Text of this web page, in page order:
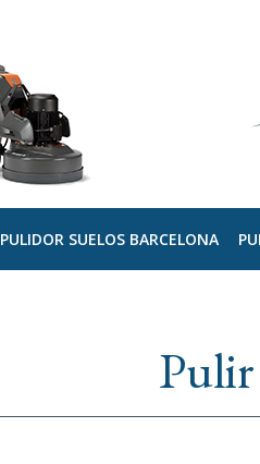
PULIDOR SUELOS BARCELONA
Pulir